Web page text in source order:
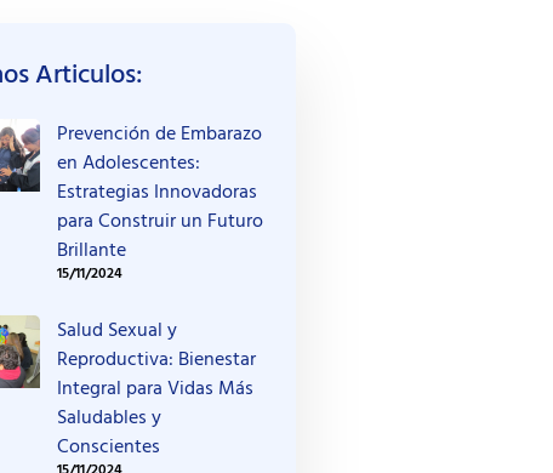
Articulos:
Prevención de Embarazo
en Adolescentes:
Estrategias Innovadoras
para Construir un Futuro
Brillante
15/11/2024
Salud Sexual y
Reproductiva: Bienestar
Integral para Vidas Más
Saludables y
Conscientes